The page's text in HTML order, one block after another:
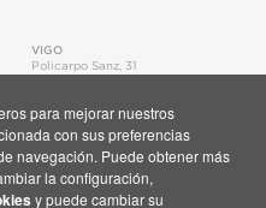
VIGO
Policarpo Sanz, 31
Mapa
la Fundación Barrié
para mejorar nuestros
con sus preferencias
navegación. Puede obtener más
la configuración,
y puede cambiar su